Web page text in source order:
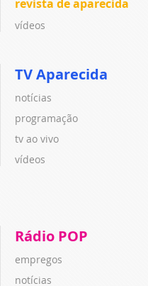
revista de aparecida
vídeos
TV Aparecida
notícias
programação
tv ao vivo
vídeos
Rádio POP
empregos
notícias